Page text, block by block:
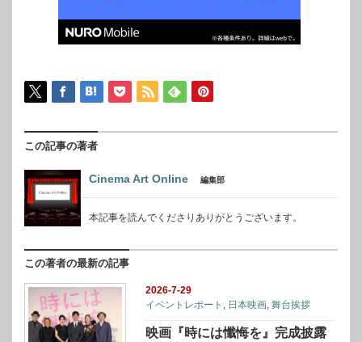
この記事の著者
Cinema Art Online 編集部
本記事を読んでくださりありがとうございます。
この著者の最新の記事
2026-7-29
イベントレポート , 日本映画,舞台挨拶
映画『時には懺悔を』完成披露